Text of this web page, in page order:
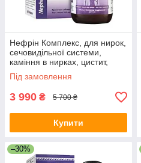
Нефрін Комплекс, для нирок,
сечовидільної системи,
каміння в нирках, цистит,
пієлонефрит, гіпертонія,
діатез
Під замовлення
3 990 ₴ 5 700 ₴
Купити
–30%